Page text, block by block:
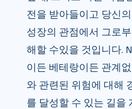
전을 받아들이고 당신
성장의 관점에서 그로
해할 수있을 것입니다.
이든 베테랑이든 관계
와 관련된 위험에 대해
를 달성할 수 있는 길을